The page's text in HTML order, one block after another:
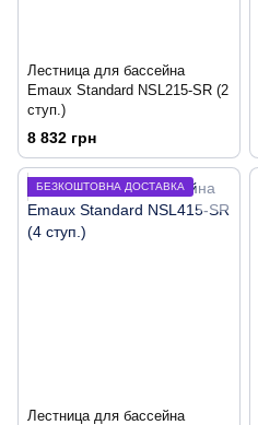
Лестница для бассейна
Emaux Standard NSL215-SR (2
ступ.)
8 832 грн
БЕЗКОШТОВНА ДОСТАВКА
Лестница для бассейна